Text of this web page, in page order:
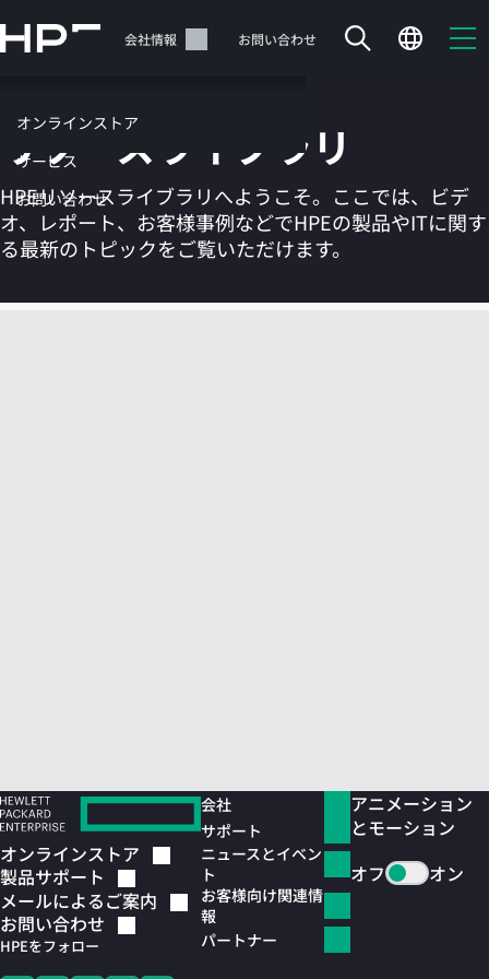
イ
テ
ツ
に
ス
ッ
サポート 会社情報 お問い合わせ
オンラインストア
サービス
お問い合わせ
カートは空です
リソースライブラリ
HPEリソースライブラリへようこそ。ここでは、ビデ
オ、レポート、お客様事例などでHPEの製品やITに関す
る最新のトピックをご覧いただけます。
オンラインストア
製品サポート
メールによるご案内
お問い合わせ
HPEをフォロー
会社
サポート
ニュースとイベン
ト
お客様向け関連情
報
パートナー
アニメーション
とモーション
オフ
オン